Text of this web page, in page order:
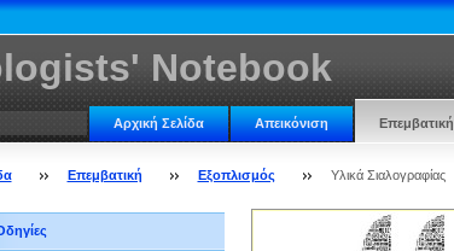
Notebook
Αρχική Σελίδα Απεικόνιση Επεμβατική
Επεμβατική Εξοπλισμός Υλικά Σιαλογραφίας